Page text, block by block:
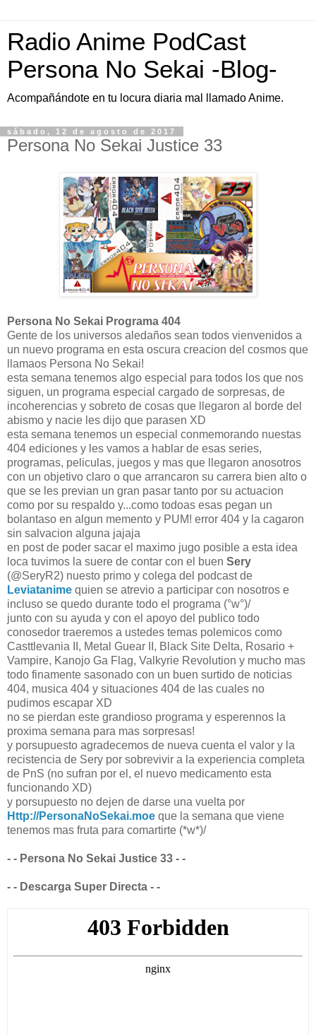
Radio Anime PodCast
Persona No Sekai -Blog-
Acompañándote en tu locura diaria mal llamado Anime.
sábado, 12 de agosto de 2017
Persona No Sekai Justice 33
Persona No Sekai Programa 404
Gente de los universos aledaños sean todos vienvenidos a
un nuevo programa en esta oscura creacion del cosmos que
llamaos Persona No Sekai!
esta semana tenemos algo especial para todos los que nos
siguen, un programa especial cargado de sorpresas, de
incoherencias y sobreto de cosas que llegaron al borde del
abismo y nacie les dijo que parasen XD
esta semana tenemos un especial conmemorando nuestas
404 ediciones y les vamos a hablar de esas series,
programas, peliculas, juegos y mas que llegaron anosotros
con un objetivo claro o que arrancaron su carrera bien alto o
que se les previan un gran pasar tanto por su actuacion
como por su respaldo y...como todoas esas pegan un
bolantaso en algun memento y PUM! error 404 y la cagaron
sin salvacion alguna jajaja
en post de poder sacar el maximo jugo posible a esta idea
loca tuvimos la suere de contar con el buen Sery
(@SeryR2) nuesto primo y colega del podcast de
Leviatanime quien se atrevio a participar con nosotros e
incluso se quedo durante todo el programa (°w°)/
junto con su ayuda y con el apoyo del publico todo
conosedor traeremos a ustedes temas polemicos como
Casttlevania II, Metal Guear II, Black Site Delta, Rosario +
Vampire, Kanojo Ga Flag, Valkyrie Revolution y mucho mas
todo finamente sasonado con un buen surtido de noticias
404, musica 404 y situaciones 404 de las cuales no
pudimos escapar XD
no se pierdan este grandioso programa y esperennos la
proxima semana para mas sorpresas!
y porsupuesto agradecemos de nueva cuenta el valor y la
recistencia de Sery por sobrevivir a la experiencia completa
de PnS (no sufran por el, el nuevo medicamento esta
funcionando XD)
y porsupuesto no dejen de darse una vuelta por
Http://PersonaNoSekai.moe que la semana que viene
tenemos mas fruta para comartirte (*w*)/
- - Persona No Sekai Justice 33 - -
- - Descarga Super Directa - -